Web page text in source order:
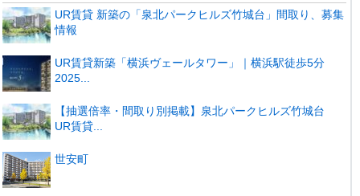
UR賃貸 新築の「泉北パークヒルズ竹城台」間取り、募集
情報
UR賃貸新築「横浜ヴェールタワー」｜横浜駅徒歩5分
2025...
【抽選倍率・間取り別掲載】泉北パークヒルズ竹城台
UR賃貸...
世安町